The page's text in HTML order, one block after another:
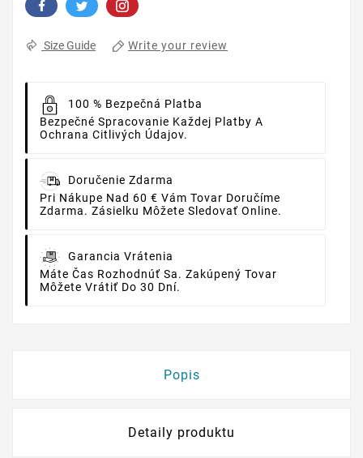
Size Guide Write your review
100 % Bezpečná Platba
Bezpečné Spracovanie Každej Platby A
Ochrana Citlivých Údajov.
Doručenie Zdarma
Pri Nákupe Nad 60 € Vám Tovar Doručíme
Zdarma. Zásielku Môžete Sledovať Online.
Garancia Vrátenia
Máte Čas Rozhodnúť Sa. Zakúpený Tovar
Môžete Vrátiť Do 30 Dní.
Popis
Detaily produktu